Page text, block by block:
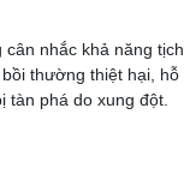
cân nhắc khả năng tịch
thường thiệt hại, hỗ
tàn phá do xung đột.